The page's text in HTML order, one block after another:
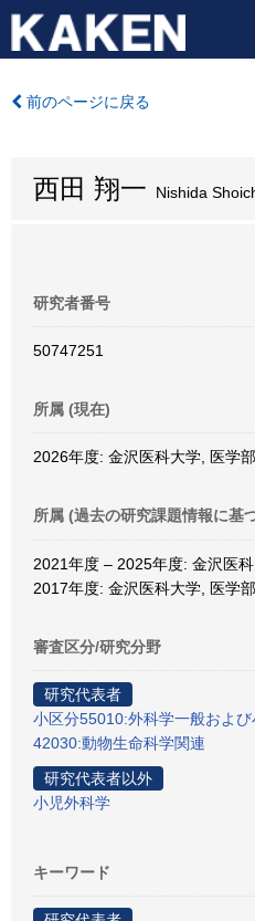
前のページに戻る
西田 翔一 Nishida
研究者番号
50747251
所属 (現在)
2026年度: 金沢医科大学, 医学
所属 (過去の研究課題情報に基
2021年度 – 2025年度: 金沢医
2017年度: 金沢医科大学, 医学
審査区分/研究分野
研究代表者
小区分55010:外科学一般およ
42030:動物生命科学関連
研究代表者以外
小児外科学
キーワード